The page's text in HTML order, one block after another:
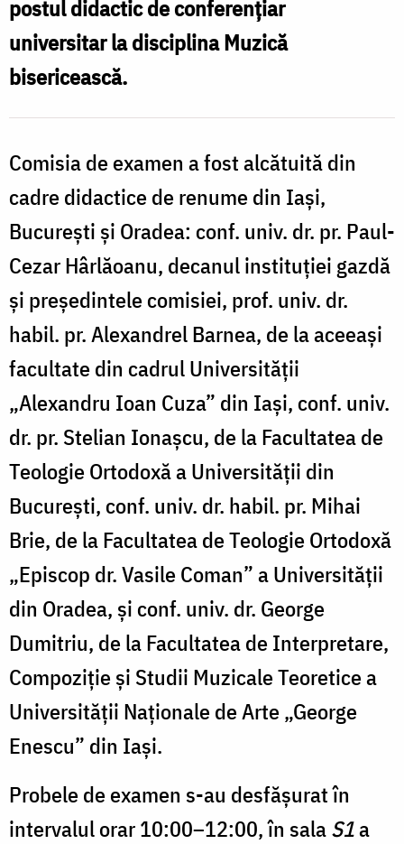
postul didactic de conferențiar
universitar la disciplina Muzică
bisericească.
Comisia de examen a fost alcătuită din
cadre didactice de renume din Iași,
București și Oradea: conf. univ. dr. pr. Paul-
Cezar Hârlăoanu, decanul instituției gazdă
și președintele comisiei, prof. univ. dr.
habil. pr. Alexandrel Barnea, de la aceeași
facultate din cadrul Universității
„Alexandru Ioan Cuza” din Iași, conf. univ.
dr. pr. Stelian Ionașcu, de la Facultatea de
Teologie Ortodoxă a Universității din
București, conf. univ. dr. habil. pr. Mihai
Brie, de la Facultatea de Teologie Ortodoxă
„Episcop dr. Vasile Coman” a Universității
din Oradea, și conf. univ. dr. George
Dumitriu, de la Facultatea de Interpretare,
Compoziție și Studii Muzicale Teoretice a
Universității Naționale de Arte „George
Enescu” din Iași.
Probele de examen s-au desfășurat în
intervalul orar 10:00–12:00, în salaS1a